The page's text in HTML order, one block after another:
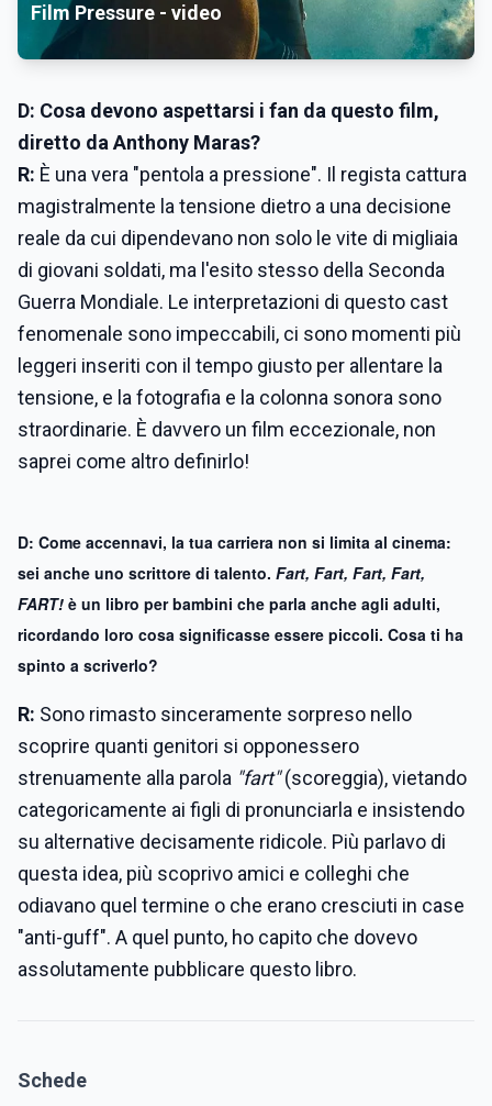
Film Pressure - video
D: Cosa devono aspettarsi i fan da questo film,
diretto da Anthony Maras?
R: È una vera "pentola a pressione". Il regista cattura
magistralmente la tensione dietro a una decisione
reale da cui dipendevano non solo le vite di migliaia
di giovani soldati, ma l'esito stesso della Seconda
Guerra Mondiale. Le interpretazioni di questo cast
fenomenale sono impeccabili, ci sono momenti più
leggeri inseriti con il tempo giusto per allentare la
tensione, e la fotografia e la colonna sonora sono
straordinarie. È davvero un film eccezionale, non
saprei come altro definirlo!
D: Come accennavi, la tua carriera non si limita al cinema:
sei anche uno scrittore di talento. Fart, Fart, Fart, Fart,
FART! è un libro per bambini che parla anche agli adulti,
ricordando loro cosa significasse essere piccoli. Cosa ti ha
spinto a scriverlo?
R: Sono rimasto sinceramente sorpreso nello
scoprire quanti genitori si opponessero
strenuamente alla parola "fart"(scoreggia), vietando
categoricamente ai figli di pronunciarla e insistendo
su alternative decisamente ridicole. Più parlavo di
questa idea, più scoprivo amici e colleghi che
odiavano quel termine o che erano cresciuti in case
"anti-guff". A quel punto, ho capito che dovevo
assolutamente pubblicare questo libro.
Schede